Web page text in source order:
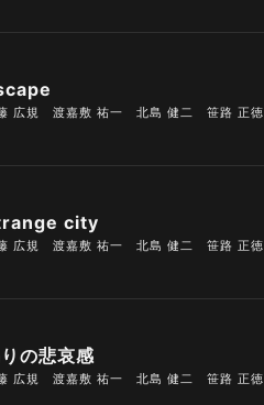
広規 渡嘉敷 祐一 北島 健二 笹路 正徳
city
広規 渡嘉敷 祐一 北島 健二 笹路 正徳
の悲哀感
広規 渡嘉敷 祐一 北島 健二 笹路 正徳